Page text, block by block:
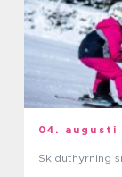
04. augusti
Skiduthyrning